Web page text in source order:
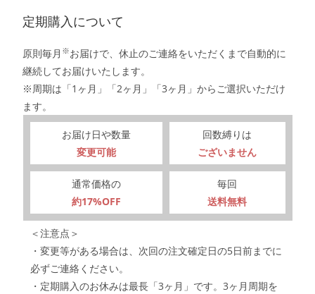
定期購入について
原則毎月 ※お届けで、休止のご連絡をいただくまで自動的に
継続してお届けいたします。
※周期は「1ヶ月」「2ヶ月」「3ヶ月」からご選択いただけ
ます。
お届け日や数量
変更可能
回数縛りは
ございません
通常価格の
約17%OFF
毎回
送料無料
＜注意点＞
・変更等がある場合は、次回の注文確定日の5日前までに
必ずご連絡ください。
・定期購入のお休みは最長「3ヶ月」です。3ヶ月周期を